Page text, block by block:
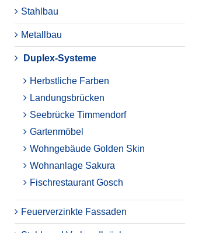
Stahlbau
Metallbau
Duplex-Systeme
Herbstliche Farben
Landungsbrücken
Seebrücke Timmendorf
Gartenmöbel
Wohngebäude Golden Skin
Wohnanlage Sakura
Fischrestaurant Gosch
Feuerverzinkte Fassaden